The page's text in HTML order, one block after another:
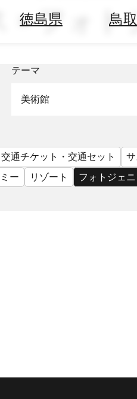
徳島県 鳥
× フォト
テーマ
美術館
交通チケット・交通セット
ー リゾート フォトジェニ